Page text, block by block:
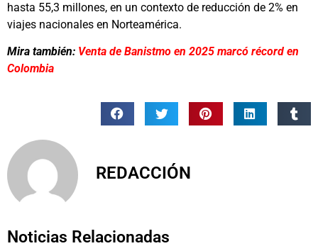
hasta 55,3 millones, en un contexto de reducción de 2% en
viajes nacionales en Norteamérica.
Mira también: Venta de Banistmo en 2025 marcó récord en
Colombia
REDACCIÓN
Noticias Relacionadas